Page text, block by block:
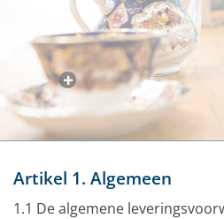
Artikel 1. Algemeen
1.1 De algemene